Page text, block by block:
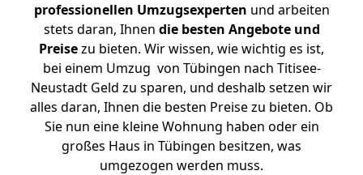
professionellen Umzugsexperten und arbeiten
stets daran, Ihnen die besten Angebote und
Preisezu bieten. Wir wissen, wie wichtig es ist,
bei einem Umzug von Tübingen nach Titisee-
Neustadt Geld zu sparen, und deshalb setzen wir
alles daran, Ihnen die besten Preise zu bieten. Ob
Sie nun eine kleine Wohnung haben oder ein
großes Haus in Tübingen besitzen, was
umgezogen werden muss.